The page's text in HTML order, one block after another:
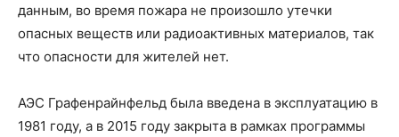
данным, во время пожара не произошло утечки
опасных веществ или радиоактивных материалов, так
что опасности для жителей нет.
АЭС Графенрайнфельд была введена в эксплуатацию в
1981 году, а в 2015 году закрыта в рамках программы